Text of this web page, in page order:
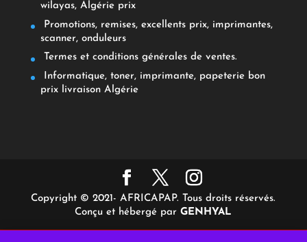
wilayas, Algérie prix
Promotions, remises, excellents prix, imprimantes,
scanner, onduleurs
Termes et conditions générales de ventes.
Informatique, toner, imprimante, papeterie bon
prix livraison Algérie
Copyright © 2021- AFRICAPAP. Tous droits réservés.
Conçu et hébergé parGENHYAL